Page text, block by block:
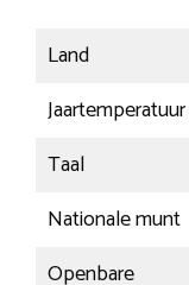
Land
Jaartemperatuur
Taal
Nationale munt
Openbare